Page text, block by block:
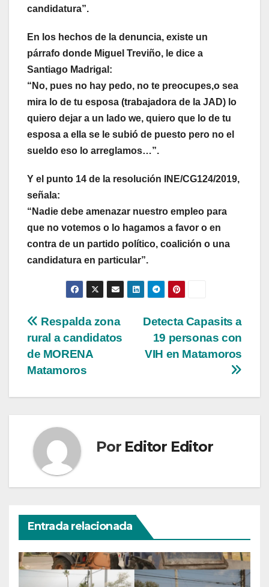
candidatura”.
En los hechos de la denuncia, existe un
párrafo donde Miguel Treviño, le dice a
Santiago Madrigal:
“No, pues no hay pedo, no te preocupes,o sea
mira lo de tu esposa (trabajadora de la JAD) lo
quiero dejar a un lado we, quiero que lo de tu
esposa a ella se le subió de puesto pero no el
sueldo eso lo arreglamos…”.
Y el punto 14 de la resolución INE/CG124/2019,
señala:
“Nadie debe amenazar nuestro empleo para
que no votemos o lo hagamos a favor o en
contra de un partido político, coalición o una
candidatura en particular”.
Navegación
de
entradas
Detecta Capasits a
19 personas con
VIH en Matamoros
Respalda zona
rural a candidatos
de MORENA
Matamoros
Por Editor Editor
Entrada relacionada